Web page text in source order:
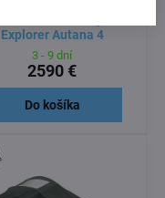
Explorer Autana 4
3 - 9 dní
2590 €
Do košíka